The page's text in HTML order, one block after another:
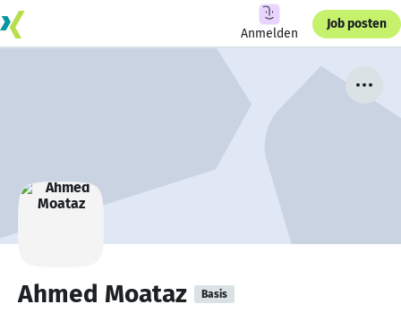
Anmelden
Job posten
Ahmed Moataz Basis